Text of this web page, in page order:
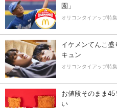
園」
オリコンタイアップ特集
イケメンてんこ盛
キュン
オリコンタイアップ特集
お値段そのまま
い